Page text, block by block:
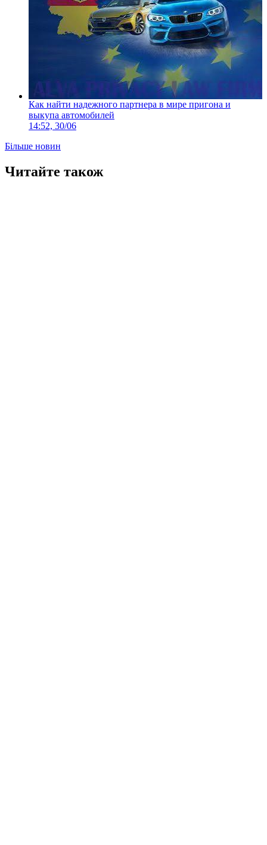
Как найти надежного партнера в мире пригона и
выкупа автомобилей
14:52, 30/06
Більше новин
Читайте також